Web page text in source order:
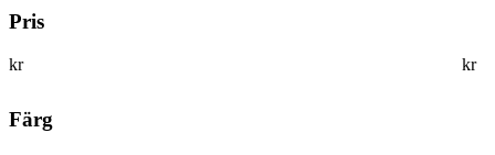
Pris
kr kr
Färg